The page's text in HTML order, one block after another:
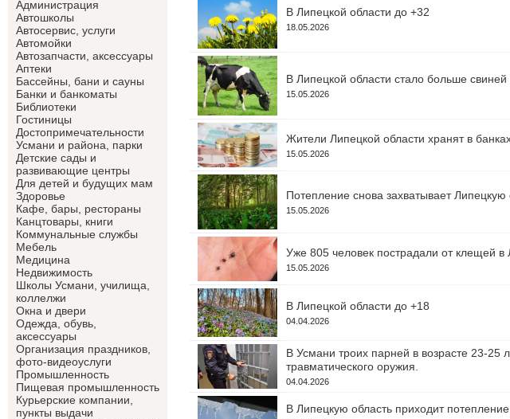
Администрация
Автошколы
Автосервис, услуги
Автомойки
Автозапчасти, аксессуары
Аптеки
Бассейны, бани и сауны
Банки и банкоматы
Библиотеки
Гостиницы
Достопримечательности
Усмани и района, парки
Детские сады и
развивающие центры
Для детей и будущих мам
Здоровье
Кафе, бары, рестораны
Канцтовары, книги
Коммунальные службы
Мебель
Медицина
Недвижимость
Школы Усмани, училища,
коллелжи
Окна и двери
Одежда, обувь,
аксессуары
Организация праздников,
фото-видеоуслуги
Промышленность
Пищевая промышленность
Курьерские компании,
пункты выдачи
В Липецкой области до +32
18.05.2026
В Липецкой области стало больше
15.05.2026
Жители Липецкой области хранят в
15.05.2026
Потепление снова захватывает Липецкую
15.05.2026
Уже 805 человек пострадали от клещей в
15.05.2026
В Липецкой области до +18
04.04.2026
В Усмани троих парней в возрасте 23-25
травматического оружия.
04.04.2026
В Липецкую область приходит